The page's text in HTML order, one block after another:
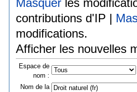
Masquerles
contributions d'IP |
modifications.
Afficher les nouvelles
Espace de
nom :
Nom de la